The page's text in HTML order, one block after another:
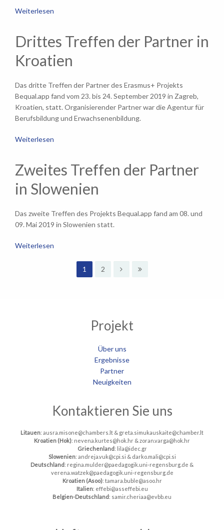
Weiterlesen
Drittes Treffen der Partner in
Kroatien
Das dritte Treffen der Partner des Erasmus+ Projekts
Bequal.app fand vom 23. bis 24. September 2019 in Zagreb,
Kroatien, statt. Organisierender Partner war die Agentur für
Berufsbildung und Erwachsenenbildung.
Weiterlesen
Zweites Treffen der Partner
in Slowenien
Das zweite Treffen des Projekts Bequal.app fand am 08. und
09. Mai 2019 in Slowenien statt.
Weiterlesen
1 2
Projekt
Über uns
Ergebnisse
Partner
Neuigkeiten
Kontaktieren Sie uns
Litauen: ausra.misone@chambers.lt & greta.simukauskaite@chamber.lt
Kroatien (Hok): nevena.kurtes@hok.hr & zoran.varga@hok.hr
Griechenland: lila@idec.gr
Slowenien: andreja.vuk@cpi.si & darko.mali@cpi.si
Deutschland: regina.mulder@paedagogik.uni-regensburg.de &
verena.watzek@paedagogik.uni-regensburg.de
Kroatien (Asoo): tamara.buble@asoo.hr
Italien: effebi@asseffebi.eu
Belgien-Deutschland: samir.cheriaa@evbb.eu